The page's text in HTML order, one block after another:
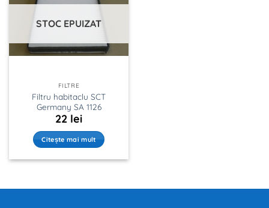
STOC EPUIZAT
FILTRE
Filtru habitaclu SCT
Germany SA 1126
22 lei
Citește mai mult